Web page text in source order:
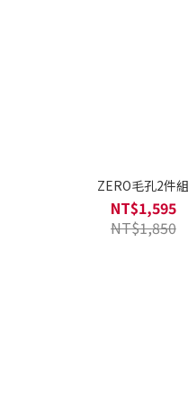
ZERO毛孔2件
NT$1,595
NT$1,850